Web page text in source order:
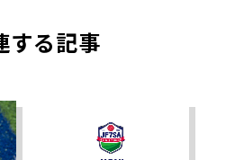
する記事